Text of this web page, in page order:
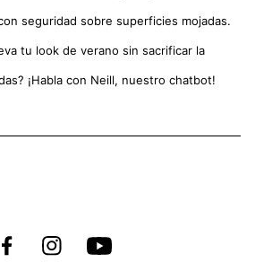
seguridad sobre superficies mojadas.
tu look de verano sin sacrificar la
¡Habla con Neill, nuestro chatbot!